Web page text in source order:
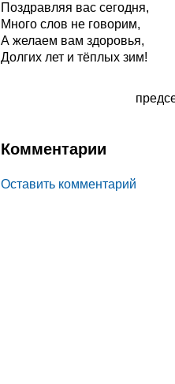
Поздравляя вас сегодня,
Много слов не говорим,
А желаем вам здоровья,
Долгих лет и тёплых зим!
Комментарии
Оставить комментарий